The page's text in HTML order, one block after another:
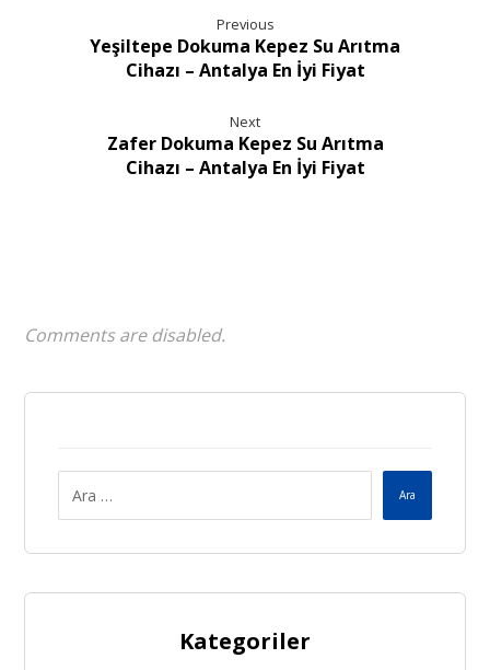
Previous
Yeşiltepe Dokuma Kepez Su Arıtma
Cihazı – Antalya En İyi Fiyat
Next
Zafer Dokuma Kepez Su Arıtma
Cihazı – Antalya En İyi Fiyat
Comments are disabled.
Ara
Kategoriler